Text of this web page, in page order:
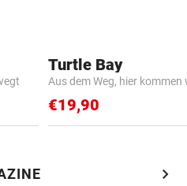
Turtle Bay
Aus dem Weg, hier kommen
€19,90
chevron_right